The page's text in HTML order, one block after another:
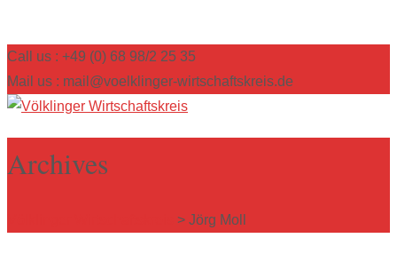
Call us : +49 (0) 68 98/2 25 35
Mail us : mail@voelklinger-wirtschaftskreis.de
Archives
> Jörg Moll